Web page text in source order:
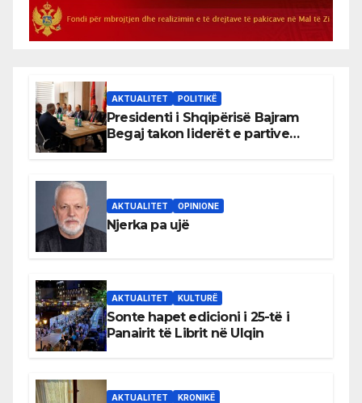
AKTUALITET POLITIKË
Presidenti i Shqipërisë Bajram
Begaj takon liderët e partive
AKTUALITET OPINIONE
Njerka pa ujë
AKTUALITET KULTURË
Sonte hapet edicioni i 25-të i
Panairit të Librit në Ulqin
AKTUALITET KRONIKË